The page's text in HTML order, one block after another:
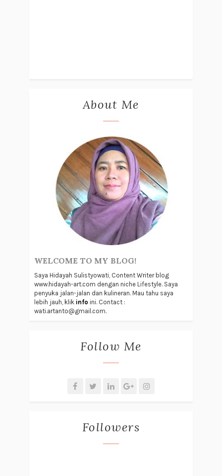
About Me
WELCOME TO MY BLOG!
Saya Hidayah Sulistyowati, Content Writer blog
www.hidayah-art.com dengan niche Lifestyle. Saya
penyuka jalan-jalan dan kulineran. Mau tahu saya
lebih jauh, klik info ini. Contact :
wati.artanto@gmail.com.
Follow Me
Followers